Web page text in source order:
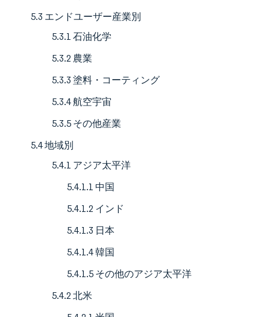
5.3 エンドユーザー産業別
5.3.1 石油化学
5.3.2 農業
5.3.3 塗料・コーティング
5.3.4 航空宇宙
5.3.5 その他産業
5.4 地域別
5.4.1 アジア太平洋
5.4.1.1 中国
5.4.1.2 インド
5.4.1.3 日本
5.4.1.4 韓国
5.4.1.5 その他のアジア太平洋
5.4.2 北米